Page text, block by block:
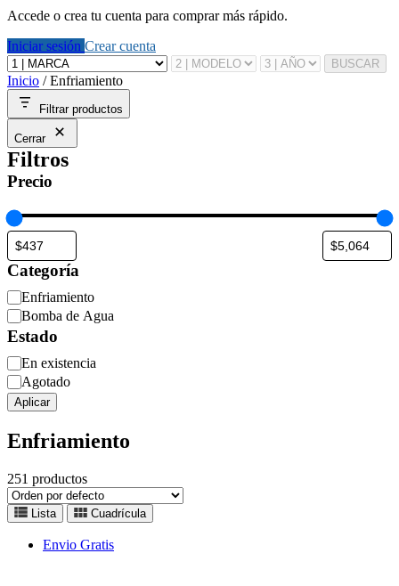
Accede o crea tu cuenta para comprar más rápido.
Iniciar sesión Crear cuenta
BUSCAR
Inicio /Enfriamiento
Filtrar productos
Cerrar
Filtros
Precio
Categoría
Categoría
Enfriamiento
Bomba de Agua
Estado
Estado
En existencia
Agotado
Aplicar
Enfriamiento
251 productos
Lista Cuadrícula
Envio Gratis